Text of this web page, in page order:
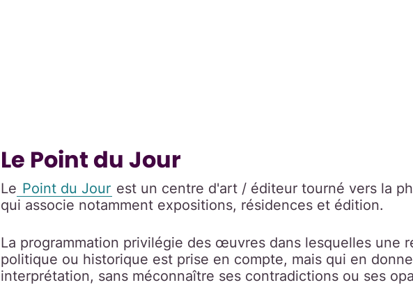
Le Point du Jour
Le Point du Jour est un centre d'art / éditeur tourné vers la
qui associe notamment expositions, résidences et édition.
La programmation privilégie des œuvres dans lesquelles une
politique ou historique est prise en compte, mais qui en
interprétation, sans méconnaître ses contradictions ou ses